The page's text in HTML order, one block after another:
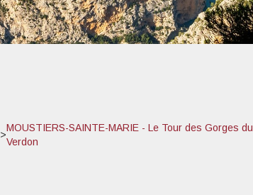
>
MOUSTIERS-SAINTE-MARIE - Le Tour des Gorges du
Verdon